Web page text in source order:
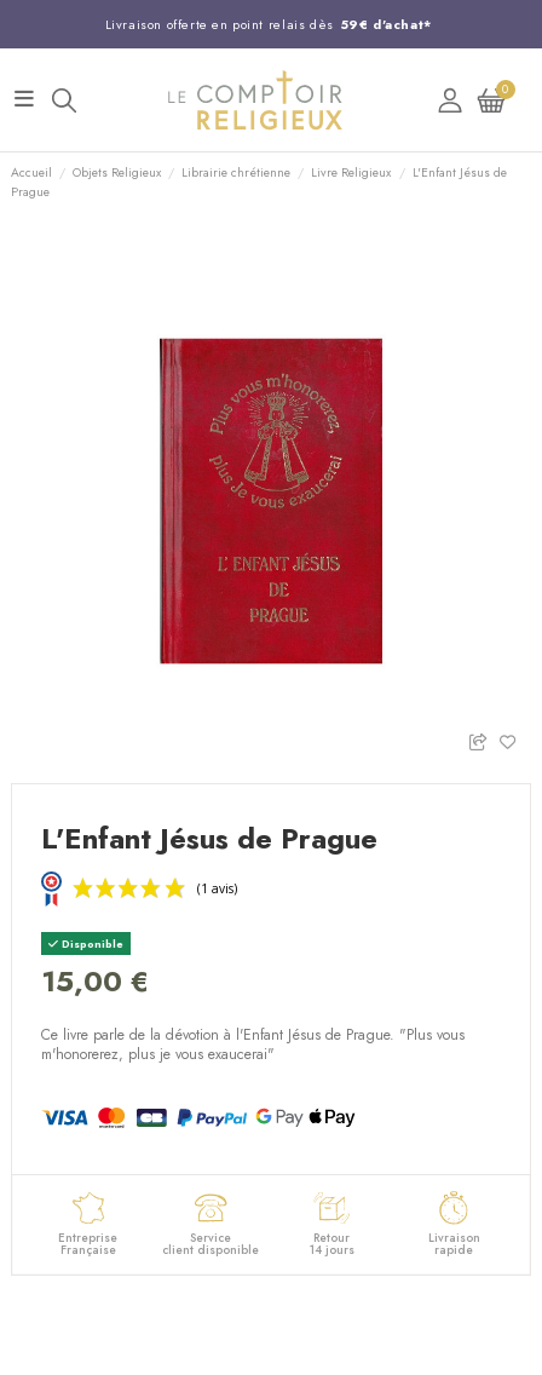
Livraison offerte en point relais dès 59€ d'achat*
Entreprise Française familiale
Support client disponible au 03 20 24 74 15
Commandez avant 14H, expédition le jour même !
0
Accueil Objets Religieux Librairie chrétienne Livre Religieux
L'Enfant Jésus de
Prague
L'Enfant Jésus de Prague
(1 avis)
Disponible
15,00 €
Ce livre parle de la dévotion à l'Enfant Jésus de Prague. "Plus vous
m'honorerez, plus je vous exaucerai"
Entreprise
Française
Service
client disponible
Retour
14 jours
Livraison
rapide